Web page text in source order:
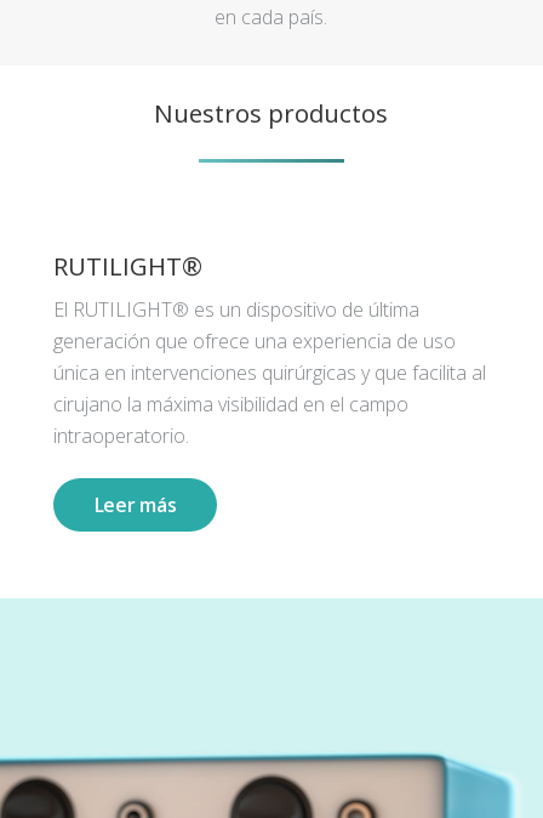
en cada país.
Nuestros productos
RUTILIGHT®
El RUTILIGHT® es un dispositivo de última
generación que ofrece una experiencia de uso
única en intervenciones quirúrgicas y que facilita al
cirujano la máxima visibilidad en el campo
intraoperatorio.
Leer más